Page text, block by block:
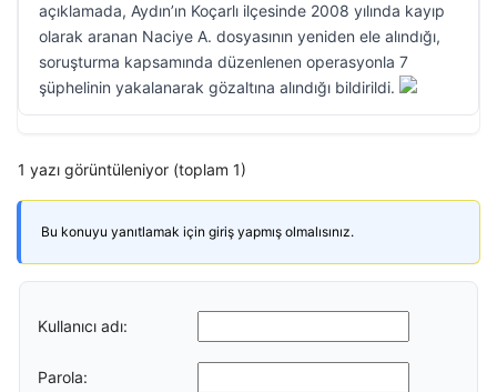
açıklamada, Aydın’ın Koçarlı ilçesinde 2008 yılında kayıp
olarak aranan Naciye A. dosyasının yeniden ele alındığı,
soruşturma kapsamında düzenlenen operasyonla 7
şüphelinin yakalanarak gözaltına alındığı bildirildi.
1 yazı görüntüleniyor (toplam 1)
Bu konuyu yanıtlamak için giriş yapmış olmalısınız.
Kullanıcı adı:
Parola: